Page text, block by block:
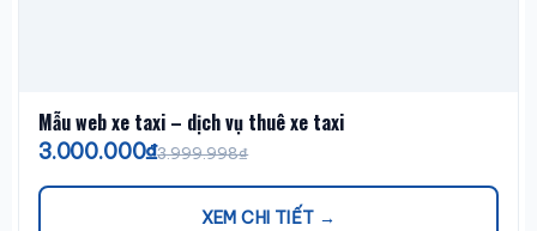
Mẫu web xe taxi – dịch vụ thuê xe taxi
3.000.000₫3.999.998₫
XEM CHI TIẾT →